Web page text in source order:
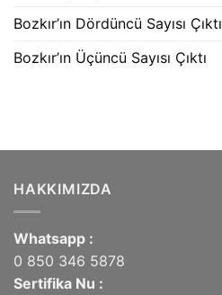
Bozkır’ın Dördüncü Sayısı Çıktı
Bozkır’ın Üçüncü Sayısı Çıktı
HAKKIMIZDA
Whatsapp :
0 850 346 5878
Sertifika Nu :